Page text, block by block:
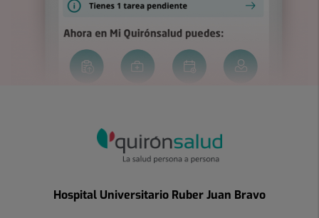
Hospital Universitario Ruber Juan Bravo